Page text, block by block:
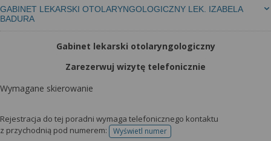
GABINET LEKARSKI OTOLARYNGOLOGICZNY LEK. IZABELA
BADURA
Gabinet lekarski otolaryngologiczny
Zarezerwuj wizytę telefonicznie
Wymagane skierowanie
Rejestracja do tej poradni wymaga telefonicznego kontaktu
z przychodnią pod numerem:
Wyświetl numertelefonu do rejestracji